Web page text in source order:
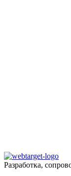
Разработка,